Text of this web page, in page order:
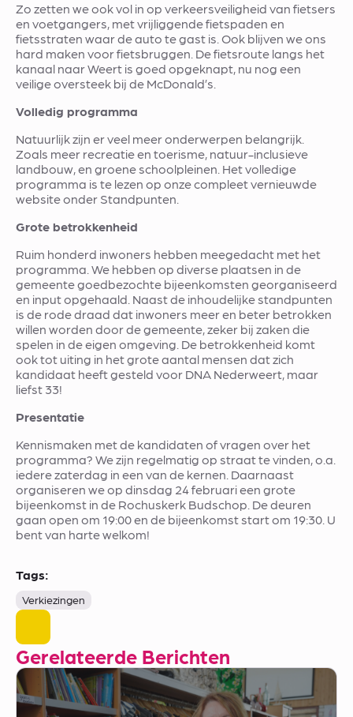
Zo zetten we ook vol in op verkeersveiligheid van fietsers
en voetgangers, met vrijliggende fietspaden en
fietsstraten waar de auto te gast is. Ook blijven we ons
hard maken voor fietsbruggen. De fietsroute langs het
kanaal naar Weert is goed opgeknapt, nu nog een
veilige oversteek bij de McDonald’s.
Volledig programma
Natuurlijk zijn er veel meer onderwerpen belangrijk.
Zoals meer recreatie en toerisme, natuur-inclusieve
landbouw, en groene schoolpleinen. Het volledige
programma is te lezen op onze compleet vernieuwde
website onder Standpunten.
Grote betrokkenheid
Ruim honderd inwoners hebben meegedacht met het
programma. We hebben op diverse plaatsen in de
gemeente goedbezochte bijeenkomsten georganiseerd
en input opgehaald. Naast de inhoudelijke standpunten
is de rode draad dat inwoners meer en beter betrokken
willen worden door de gemeente, zeker bij zaken die
spelen in de eigen omgeving. De betrokkenheid komt
ook tot uiting in het grote aantal mensen dat zich
kandidaat heeft gesteld voor DNA Nederweert, maar
liefst 33!
Presentatie
Kennismaken met de kandidaten of vragen over het
programma? We zijn regelmatig op straat te vinden, o.a.
iedere zaterdag in een van de kernen. Daarnaast
organiseren we op dinsdag 24 februari een grote
bijeenkomst in de Rochuskerk Budschop. De deuren
gaan open om 19:00 en de bijeenkomst start om 19:30. U
bent van harte welkom!
Tags:
Verkiezingen
Gerelateerde Berichten